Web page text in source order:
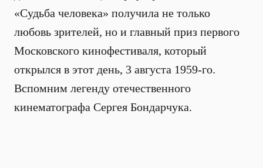
«Судьба человека» получила не только
любовь зрителей, но и главный приз первого
Московского кинофестиваля, который
открылся в этот день, 3 августа 1959-го.
Вспомним легенду отечественного
кинематографа Сергея Бондарчука.